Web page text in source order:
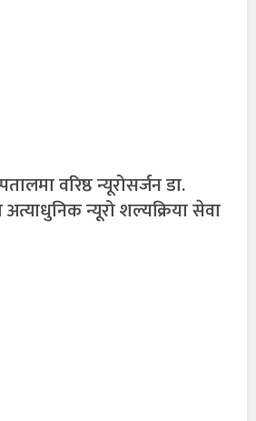
वरिष्ठ न्यूरोसर्जन डा.
न्यूरो शल्यक्रिया सेवा